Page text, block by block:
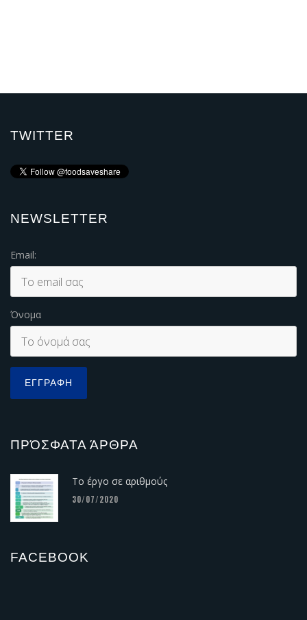
TWITTER
NEWSLETTER
Email:
Όνομα
ΠΡΌΣΦΑΤΑ ΆΡΘΡΑ
Το έργο σε αριθμούς
30/07/2020
FACEBOOK